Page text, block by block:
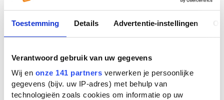
Toestemming Details Advertentie-instellingen
Verantwoord gebruik van uw gegevens
Wij en onze 141 partners verwerken je persoonlijke
gegevens (bijv. uw IP-adres) met behulp van
technologieën zoals cookies om informatie op uw